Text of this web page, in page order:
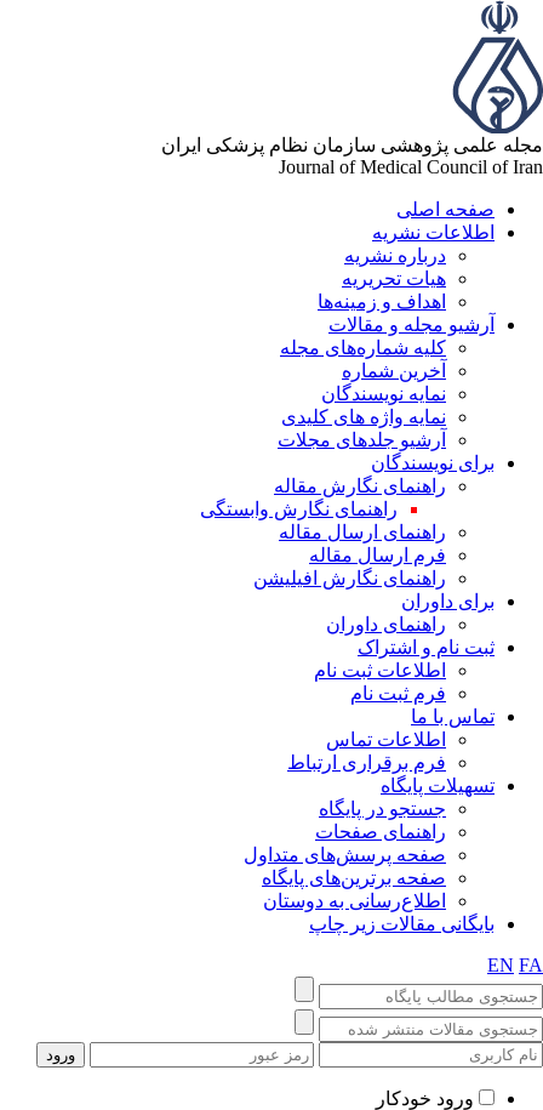
علمی پژوهشی سازمان نظام پزشکی ایران
Journal of Medical Council of
صفحه اصلی
اطلاعات نشریه
درباره نشریه
هیات تحریریه
اهداف و زمینه‌ها
آرشیو مجله و مقالات
کلیه شماره‌های مجله
آخرین شماره
نمایه نویسندگان
نمایه واژه های کلیدی
آرشیو جلدهای مجلات
برای نویسندگان
راهنمای نگارش مقاله
راهنمای نگارش وابستگی
راهنمای ارسال مقاله
فرم ارسال مقاله
راهنمای نگارش افیلیشن
برای داوران
راهنمای داوران
ثبت نام و اشتراک
اطلاعات ثبت نام
فرم ثبت نام
تماس با ما
اطلاعات تماس
فرم برقراری ارتباط
تسهیلات پایگاه
جستجو در پایگاه
راهنمای صفحات
صفحه پرسش‌های متداول
صفحه برترین‌های پایگاه
اطلاع‌رسانی به دوستان
بایگانی مقالات زیر چاپ
EN
ورود خودکار